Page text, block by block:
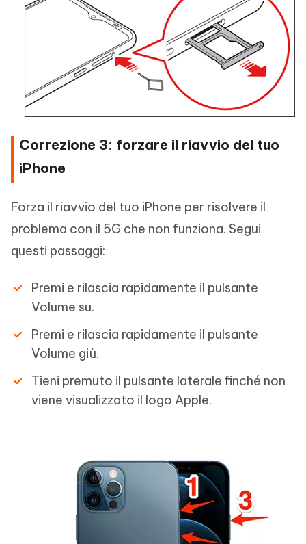
Correzione 3: forzare il riavvio del tuo
iPhone
Forza il riavvio del tuo iPhone per risolvere il
problema con il 5G che non funziona. Segui
questi passaggi:
Premi e rilascia rapidamente il pulsante
Volume su.
Premi e rilascia rapidamente il pulsante
Volume giù.
Tieni premuto il pulsante laterale finché non
viene visualizzato il logo Apple.